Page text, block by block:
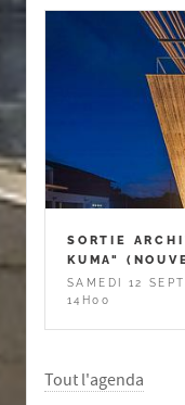
SORTIE
KUMA"
SAMEDI 12
14H00
Tout l'agenda